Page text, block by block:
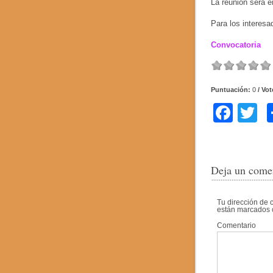
La reunión será
Para los
Convocatoria
Puntuación: 0 /
F
e
o
o
Deja un
Tu dirección de
están marcados
Comentario